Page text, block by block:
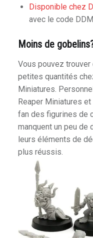
Disponible chez
avec le code
Moins de
Vous pouvez
petites quantités
Miniatures.
Reaper Miniatures
fan des figurines de
manquent un peu de
leurs éléments de
plus réussis.